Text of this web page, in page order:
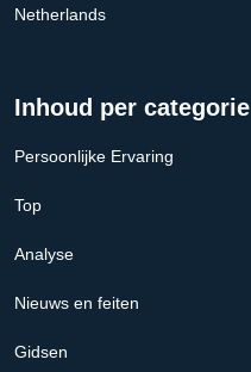
Netherlands
Inhoud per categorie
Persoonlijke Ervaring
Top
Analyse
Nieuws en feiten
Gidsen